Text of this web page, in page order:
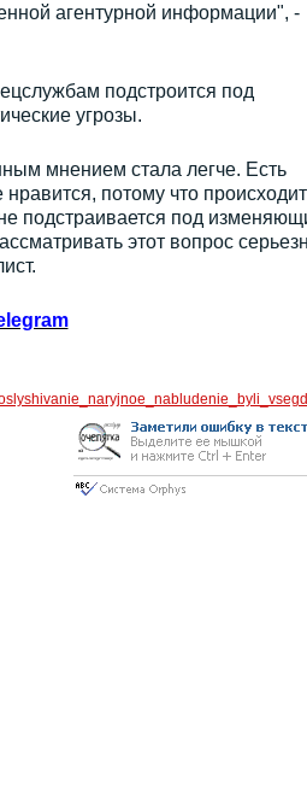
агентурной информации", -
подстроится под
угрозы.
мнением стала легче. Есть
потому что происходит
подстраивается под
этот вопрос